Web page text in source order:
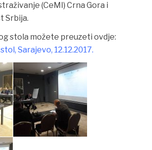
(CeMI) Crna Gora i
Srbija.
stola možete preuzeti ovdje:
Sarajevo, 12.12.2017.